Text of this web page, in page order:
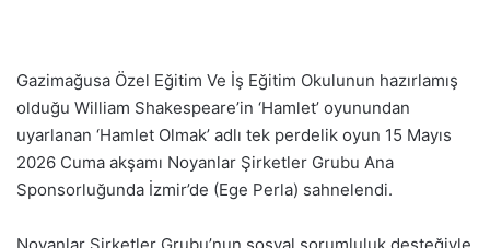
Gazimağusa Özel Eğitim Ve İş Eğitim Okulunun hazırlamış
olduğu William Shakespeare’in ‘Hamlet’ oyunundan
uyarlanan ‘Hamlet Olmak’ adlı tek perdelik oyun 15 Mayıs
2026 Cuma akşamı Noyanlar Şirketler Grubu Ana
Sponsorluğunda İzmir’de (Ege Perla) sahnelendi.